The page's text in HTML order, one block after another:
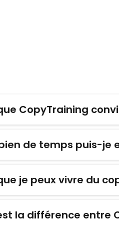
CopyTraining
CopyTraining a été conçu
est progressive, concrète et
de temps puis-je
de ton implication. Certains de
pas une formule magique,
je peux vivre du
tout l’objectif. Beaucoup
la différence entre